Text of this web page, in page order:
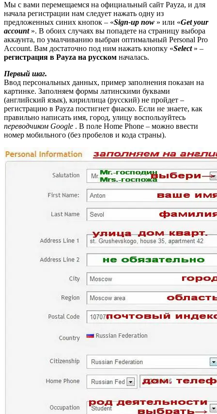
Мы с вами перемещаемся на официальный сайт Payza, и для
начала регистрации нам следует нажать одну из
предложенных синих кнопок – «Sign-up now » или «Get your
account ». В обоих случаях вы попадете на страницу выбора
аккаунта, по умалчиванию выбран оптимальный Personal Pro
Account. Вам достаточно под ним нажать кнопку «Select » –
регистрация в Payza на русском началась.
Первый шаг.
Ввод персональных данных, пример заполнения показан на
картинке. Заполняем формы латинскими буквами
(английский язык), кириллица (русский) не пройдет –
регистрацию в Payza постигнет фиаско. Если не знаете, как
правильно написать имя, город, улицу воспользуйтесь
переводчиком Google . В поле Home Phone – можно ввести
номер мобильного (без пробелов и кода страны).